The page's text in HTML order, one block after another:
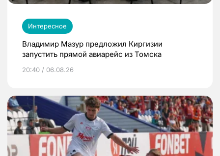
Интересное
Владимир Мазур предложил Киргизии
запустить прямой авиарейс из Томска
20:40 / 06.08.26